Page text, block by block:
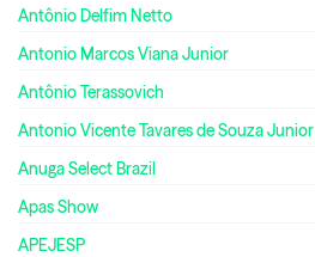
Antônio Delfim Netto
Antonio Marcos Viana Junior
Antônio Terassovich
Antonio Vicente Tavares de Souza Junior
Anuga Select Brazil
Apas Show
APEJESP